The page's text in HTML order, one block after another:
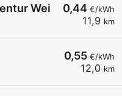
0,44 €/kWh
11,9 km
Weixelbaumer &
0,55 €/kWh
12,0 km